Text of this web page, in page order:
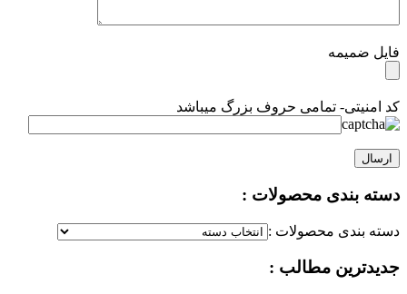
فایل ضمیمه
کد امنیتی- تمامی حروف بزرگ میباشد
دسته بندی محصولات :
دسته بندی محصولات :
جدیدترین مطالب :